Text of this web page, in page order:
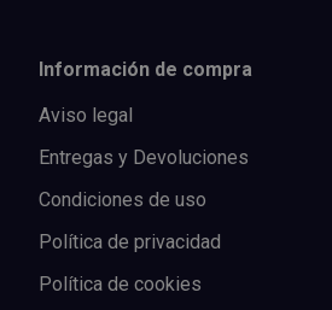
Información de compra
Aviso legal
Entregas y Devoluciones
Condiciones de uso
Política de privacidad
Política de cookies